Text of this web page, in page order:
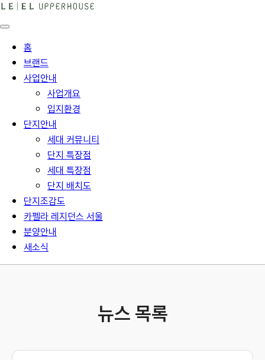
홈
브랜드
사업안내
사업개요
입지환경
단지안내
세대 커뮤니티
단지 특장점
세대 특장점
단지 배치도
단지조감도
카펠라 레지던스 서울
분양안내
새소식
뉴스 목록